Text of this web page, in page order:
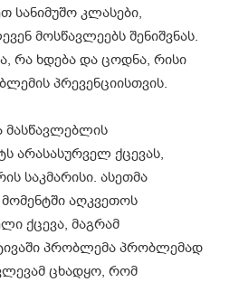
სანიმუშო კლასები,
მოსწავლეებს შენიშვნას.
რა ხდება და ცოდნა, რისი
პრევენციისთვის.
მასწავლებლის
არასასურველ ქცევას,
საკმარისი. ასეთმა
აღკვეთოს
ქცევა, მაგრამ
პრობლემა პრობლემად
ცხადყო, რომ